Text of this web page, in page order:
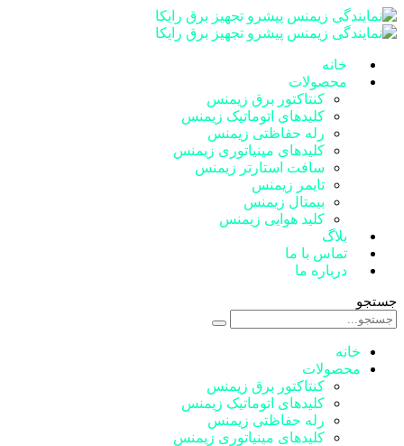
خانه
محصولات
کنتاکتور برق زیمنس
کلیدهای اتوماتیک زیمنس
رله حفاظتی زیمنس
کلیدهای مینیاتوری زیمنس
سافت استارتر زیمنس
تایمر زیمنس
بیمتال زیمنس
کلید هوایی زیمنس
بلاگ
تماس با ما
درباره ما
جستجو
خانه
محصولات
کنتاکتور برق زیمنس
کلیدهای اتوماتیک زیمنس
رله حفاظتی زیمنس
کلیدهای مینیاتوری زیمنس